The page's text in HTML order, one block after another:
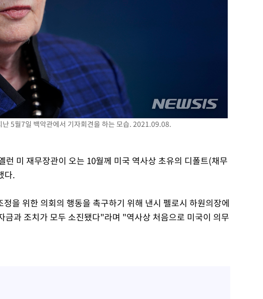
승리
일날씨]
원해 아틀레
보
견
삼겠다"
겨드려 죄송"
5월7일 백악관에서 기자회견을 하는 모습. 2021.09.08.
런 미 재무장관이 오는 10월께 미국 역사상 초유의 디폴트(채무
다.
을 위한 의회의 행동을 촉구하기 위해 낸시 펠로시 하원의장에
금과 조치가 모두 소진됐다"라며 "역사상 처음으로 미국이 의무